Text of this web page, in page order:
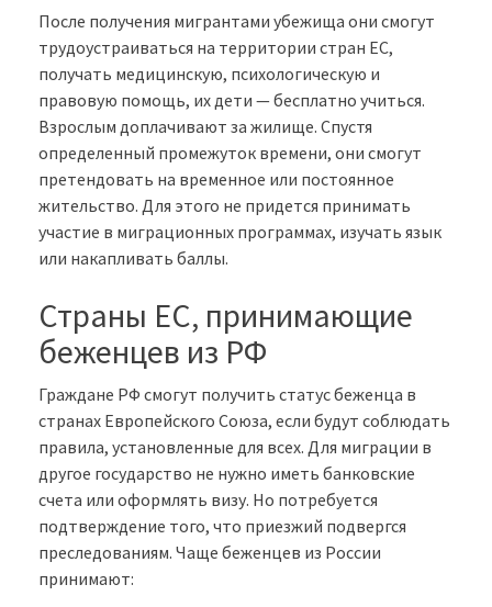
После получения мигрантами убежища они смогут
трудоустраиваться на территории стран ЕС,
получать медицинскую, психологическую и
правовую помощь, их дети — бесплатно учиться.
Взрослым доплачивают за жилище. Спустя
определенный промежуток времени, они смогут
претендовать на временное или постоянное
жительство. Для этого не придется принимать
участие в миграционных программах, изучать язык
или накапливать баллы.
Страны ЕС, принимающие
беженцев из РФ
Граждане РФ смогут получить статус беженца в
странах Европейского Союза, если будут соблюдать
правила, установленные для всех. Для миграции в
другое государство не нужно иметь банковские
счета или оформлять визу. Но потребуется
подтверждение того, что приезжий подвергся
преследованиям. Чаще беженцев из России
принимают: